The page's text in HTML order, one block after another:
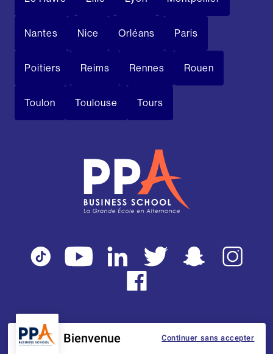
Nantes Nice Orléans Paris
Poitiers Reims Rennes Rouen
Toulon Toulouse Tours
Mentions légales Tarifs CGI
Continuer sans accepter
Bienvenue